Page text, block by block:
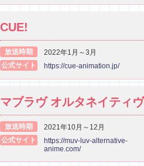
CUE!
放送時期
2022年1月～3月
公式サイト
https://cue-animation.jp/
マブラヴ オルタネイティヴ
放送時期
2021年10月～12月
公式サイト
https://muv-luv-alternative-
anime.com/